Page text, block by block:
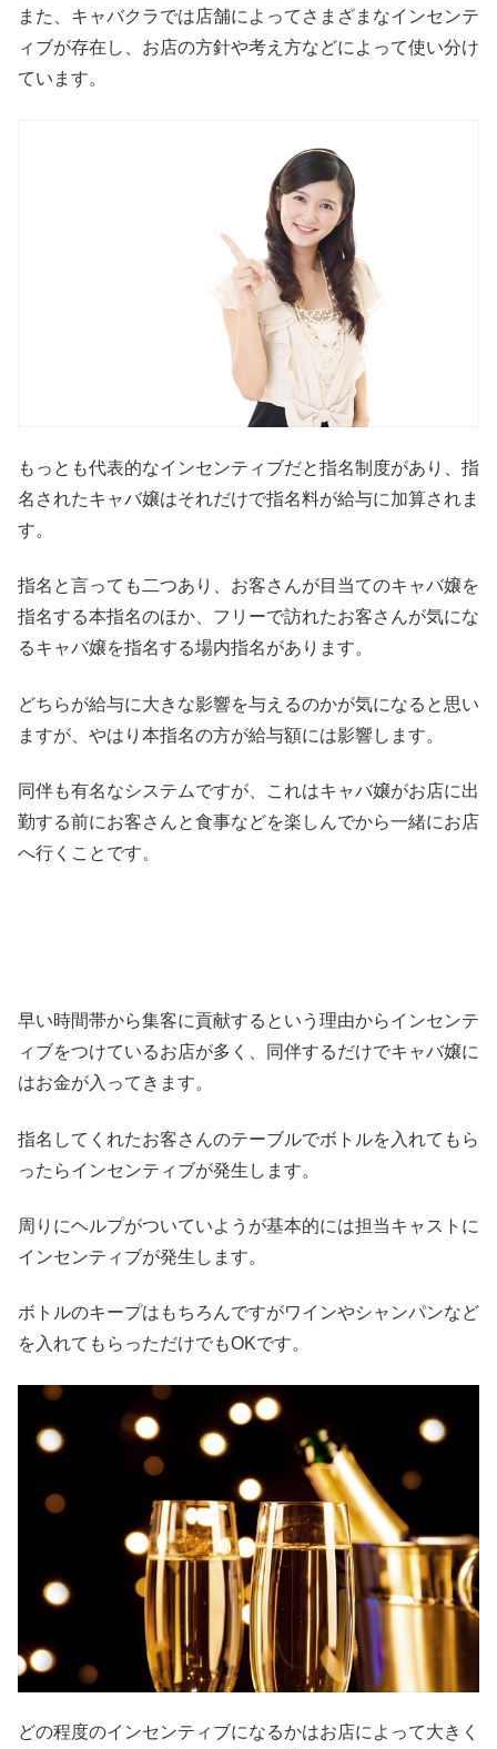
また、キャバクラでは店舗によってさまざまなインセンテ
ィブが存在し、お店の方針や考え方などによって使い分け
ています。
もっとも代表的なインセンティブだと指名制度があり、指
名されたキャバ嬢はそれだけで指名料が給与に加算されま
す。
指名と言っても二つあり、お客さんが目当てのキャバ嬢を
指名する本指名のほか、フリーで訪れたお客さんが気にな
るキャバ嬢を指名する場内指名があります。
どちらが給与に大きな影響を与えるのかが気になると思い
ますが、やはり本指名の方が給与額には影響します。
同伴も有名なシステムですが、これはキャバ嬢がお店に出
勤する前にお客さんと食事などを楽しんでから一緒にお店
へ行くことです。
早い時間帯から集客に貢献するという理由からインセンテ
ィブをつけているお店が多く、同伴するだけでキャバ嬢に
はお金が入ってきます。
指名してくれたお客さんのテーブルでボトルを入れてもら
ったらインセンティブが発生します。
周りにヘルプがついていようが基本的には担当キャストに
インセンティブが発生します。
ボトルのキープはもちろんですがワインやシャンパンなど
を入れてもらっただけでもOKです。
どの程度のインセンティブになるかはお店によって大きく